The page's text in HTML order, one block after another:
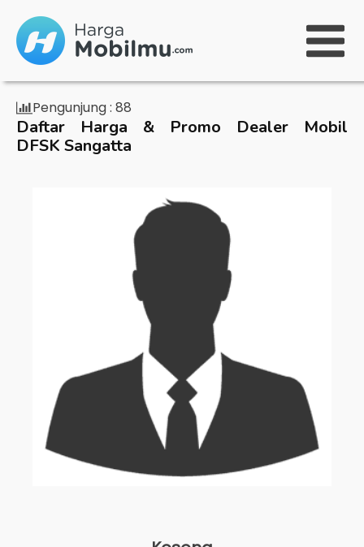
Pengunjung : 88
Daftar Harga & Promo Dealer Mobil
DFSK Sangatta